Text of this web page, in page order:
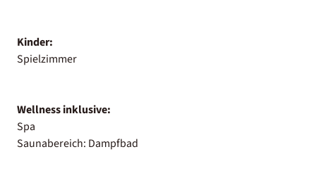
Kinder:
Spielzimmer
Wellness inklusive:
Spa
Saunabereich: Dampfbad